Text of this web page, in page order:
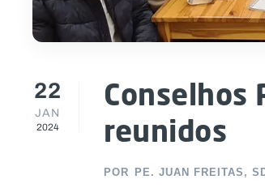
22
JAN
2024
Conselhos
reunidos
POR PE. JUAN FREITAS,